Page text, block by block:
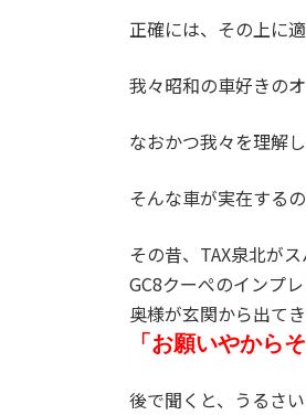
正確には、その上に
我々昭和の車好きの
なおかつ我々を理解
そんな車が実在する
その昔、TAX泉北が
GC8クーぺのインプ
奥様が玄関から出て
「お願いやから
後で聞くと、うるさ